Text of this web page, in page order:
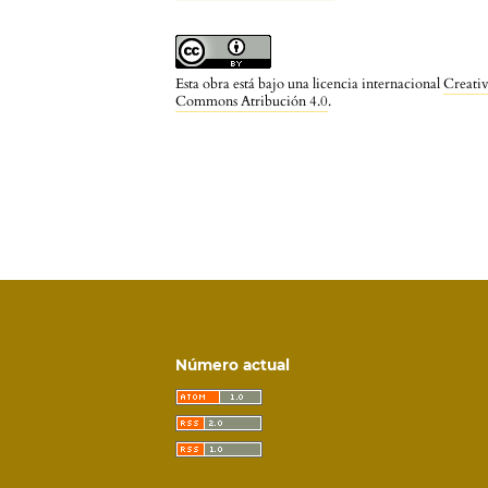
Esta obra está bajo una licencia internacional
Commons Atribución 4.0.
Número actual